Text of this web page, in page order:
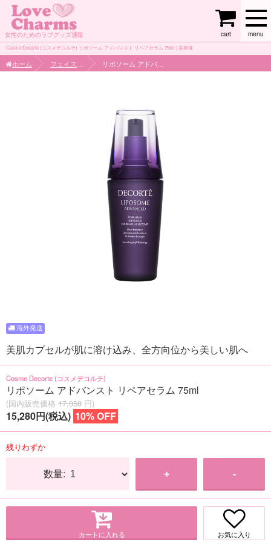
女性のためのラブグッズ通販 menu
cart
Cosme Decorte (コスメデコルテ) リポソーム アドバンスト リペアセラム 75ml | 美容液
ホーム
美肌カプセルが肌に溶け込み、全方向位から美しい肌へ
Cosme Decorte (コスメデコルテ)
リポソーム アドバンスト リペアセラム 75ml
(国内販売価格 17,050 円)
15,280円(税込) 10% OFF
残りわずか
数量: + -
カートに入れる お気に入り